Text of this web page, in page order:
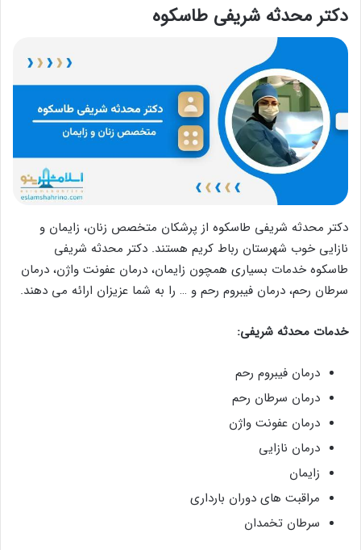
دکتر محدثه شریفی طاسکوه
دکتر محدثه شریفی طاسکوه از پرشکان متخصص زنان، زایمان و
نازایی خوب شهرستان رباط کریم هستند. دکتر محدثه شریفی
طاسکوه خدمات بسیاری همچون زایمان، درمان عفونت واژن، درمان
سرطان رحم، درمان فیبروم رحم و … را به شما عزیزان ارائه می دهند.
خدمات محدثه شریفی:
درمان فیبروم رحم
درمان سرطان رحم
درمان عفونت واژن
درمان نازایی
زایمان
مراقبت های دوران بارداری
سرطان تخمدان